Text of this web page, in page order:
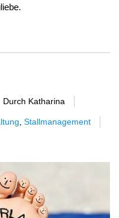
Durch Katharina
, Stallmanagement